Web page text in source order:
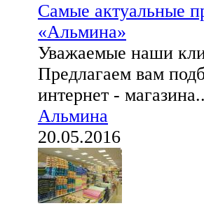
Самые актуальные
«Альмина»
Уважаемые наши
Предлагаем вам
интернет -
Альмина
20.05.2016